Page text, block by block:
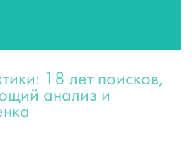
18 лет поисков,
анализ и